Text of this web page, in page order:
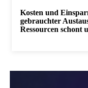
Kosten und
gebrauchter
Ressourcen schont